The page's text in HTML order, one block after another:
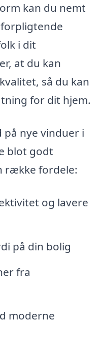
kan du nemt
i dit
at du kan
så du kan
for dit hjem.
nye vinduer i
blot godt
række fordele:
og lavere
på din bolig
fra
moderne